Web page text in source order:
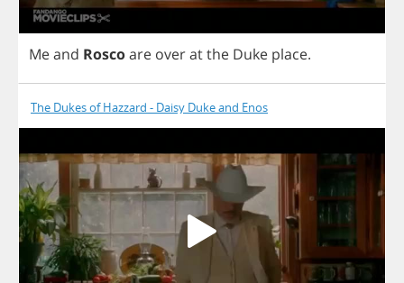
Meand Roscoare overatthe Duke place.
The Dukes of Hazzard - Daisy Duke and Enos